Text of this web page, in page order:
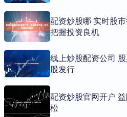
配资炒股哪 实时股
把握投资良机
线上炒股配资公司
股发行
配资炒股官网开户
松